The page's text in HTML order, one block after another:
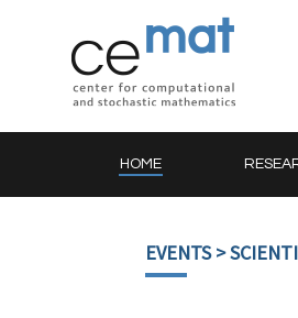
HOME
EVENTS>